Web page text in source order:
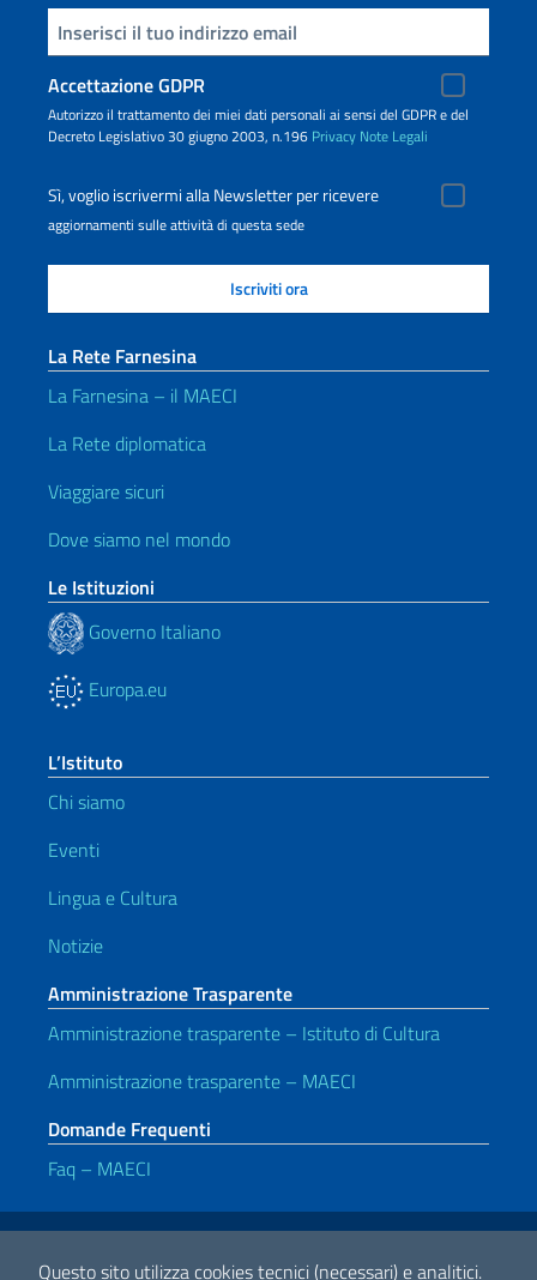
Questo sito utilizza cookies tecnici (necessari) e analitici.
Inserisci la tua email
Accettazione GDPR
Autorizzo il trattamento dei miei dati personali ai sensi del GDPR e del
Decreto Legislativo 30 giugno 2003, n.196 Privacy Note Legali
Sì, voglio iscrivermi alla Newsletter per ricevere
aggiornamenti sulle attività di questa sede
La Rete Farnesina
La Farnesina – il MAECI
La Rete diplomatica
Viaggiare sicuri
Dove siamo nel mondo
Le Istituzioni
Governo Italiano
Europa.eu
L’Istituto
Chi siamo
Eventi
Lingua e Cultura
Notizie
Amministrazione Trasparente
Amministrazione trasparente – Istituto di Cultura
Amministrazione trasparente – MAECI
Domande Frequenti
Faq – MAECI
Link Utili